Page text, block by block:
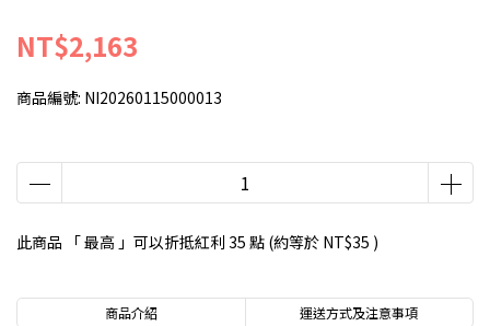
NT$2,163
商品編號: NI20260115000013
此商品 「 最高 」可以折抵紅利 35 點 (約等於 NT$35 )
商品介紹 運送方式及注意事項